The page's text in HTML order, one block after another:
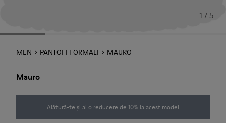
1 / 5
MEN PANTOFI FORMALI MAURO
Mauro
Alătură-te și ai o reducere de 10% la acest model